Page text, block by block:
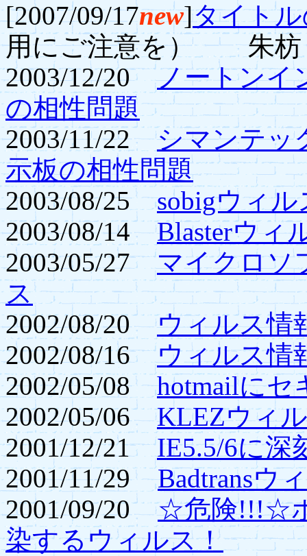
[2007/09/17new]タイト
用にご注意を） 朱枋
2003/12/20ノートンイ
の相性問題
2003/11/22シマンテッ
示板の相性問題
2003/08/25sobigウィ
2003/08/14Blasterウィ
2003/05/27マイクロソ
ス
2002/08/20ウィルス情
2002/08/16ウィルス情
2002/05/08hotmailにセ
2002/05/06KLEZウィ
2001/12/21IE5.5/6に深
2001/11/29
Badtransウ
2001/09/20
☆危険!!!☆
染するウィルス！